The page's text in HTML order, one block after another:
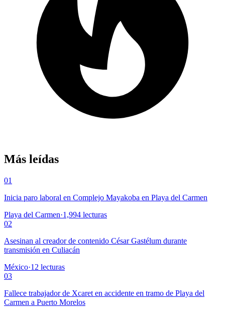
Más leídas
01
Inicia paro laboral en Complejo Mayakoba en Playa del Carmen
Playa del Carmen·1,994 lecturas
02
Asesinan al creador de contenido César Gastélum durante
transmisión en Culiacán
México·12 lecturas
03
Fallece trabajador de Xcaret en accidente en tramo de Playa del
Carmen a Puerto Morelos